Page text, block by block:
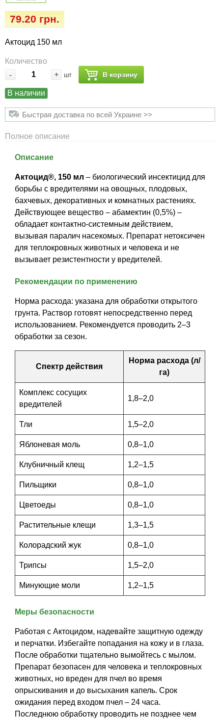
79.20 грн.
Актоцид 150 мл
Количество
- + шт В корзину
В наличии
Быстрая доставка по всей Украине >>
Полное описание
Описание
Актоцид®, 150 мл – биологический инсектицид для
борьбы с вредителями на овощных, плодовых,
бахчевых, декоративных и комнатных растениях.
Действующее вещество – абамектин (0,5%) –
обладает контактно-системным действием,
вызывая паралич насекомых. Препарат нетоксичен
для теплокровных животных и человека и не
вызывает резистентности у вредителей.
Рекомендации по применению
Норма расхода: указана для обработки открытого
грунта. Раствор готовят непосредственно перед
использованием. Рекомендуется проводить 2–3
обработки за сезон.
Спектр действия
Норма расхода (л/
га)
Комплекс сосущих
вредителей
1,8–2,0
Тли 1,5–2,0
Яблоневая моль 0,8–1,0
Клубничный клещ 1,2–1,5
Пильщики 0,8–1,0
Цветоеды 0,8–1,0
Растительные клещи 1,3–1,5
Колорадский жук 0,8–1,0
Трипсы 1,5–2,0
Минующие моли 1,2–1,5
Меры безопасности
Работая с Актоцидом, надевайте защитную одежду
и перчатки. Избегайте попадания на кожу и в глаза.
После обработки тщательно вымойтесь с мылом.
Препарат безопасен для человека и теплокровных
животных, но вреден для пчел во время
опрыскивания и до высыхания капель. Срок
ожидания перед входом пчел – 24 часа.
Последнюю обработку проводить не позднее чем
Семена перца
Семена пряных трав
Семена редиса
Семена свеклы
Семена сельдерея
Семена сидератов
Семена табака
Семена газонной травы
Семена тыквы, патиссона
Семена укропа
Семена цветов
Семена шпината
Элитные семена в банках
Удобрения «Сударушка», «Рязаночка»
100 г
Удобрения «Чистый лист» кристаллические
Удобрения «Чистый лист» в палочках
Удобрения «Чистый лист» Успех
Опрыскиватели
Перчатки
Тенты
клопов, блох, домашних и садовых муравьев
Средства защиты от комаров, москитов,
клещей, ос, мошек, слепней
Средства защиты от мух
Средства защиты от моли
Средства защиты от кротов
Средства защиты от грызунов
Препараты для септиков, выгребных ям и
дачных туалетов, биодеструкторы
Средства защиты растений
Лидеры продаж
Купить семена - хиты продаж
Архив